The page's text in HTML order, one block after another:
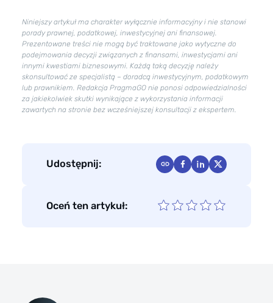
Niniejszy artykuł ma charakter wyłącznie informacyjny i nie stanowi
porady prawnej, podatkowej, inwestycyjnej ani finansowej.
Prezentowane treści nie mogą być traktowane jako wytyczne do
podejmowania decyzji związanych z finansami, inwestycjami ani
innymi kwestiami biznesowymi. Każdą taką decyzję należy
skonsultować ze specjalistą – doradcą inwestycyjnym, podatkowym
lub prawnikiem. Redakcja PragmaGO nie ponosi odpowiedzialności
za jakiekolwiek skutki wynikające z wykorzystania informacji
zawartych na stronie bez wcześniejszej konsultacji z ekspertem.
Udostępnij:
Oceń ten artykuł: